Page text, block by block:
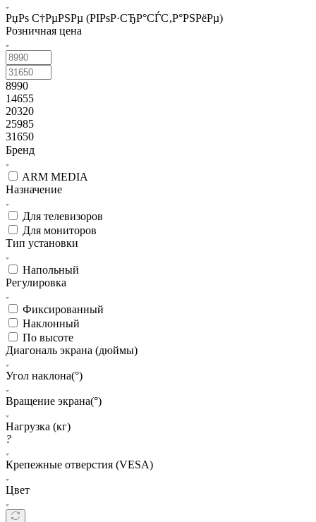
РџРѕ С†РµРЅРµ (РІРѕР·СЂР°СЃС‚Р°РЅРёРµ)
Розничная цена
8990
14655
20320
25985
31650
Бренд
ARM MEDIA
Назначение
Для телевизоров
Для мониторов
Тип установки
Напольный
Регулировка
Фиксированный
Наклонный
По высоте
Диагональ экрана (дюймы)
Угол наклона(°)
Вращение экрана(°)
Нагрузка (кг)
?
Крепежные отверстия (VESA)
Цвет